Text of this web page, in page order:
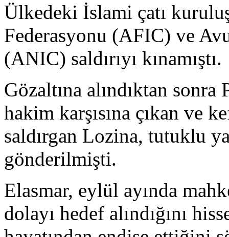
Ülkedeki İslami çatı
Federasyonu (AFIC) ve
(ANIC) saldırıyı kınamıştı.
Gözaltına alındıktan
hakim karşısına çıkan ve
saldırgan Lozina, tutuklu
gönderilmişti.
Elasmar, eylül ayında
dolayı hedef alındığını